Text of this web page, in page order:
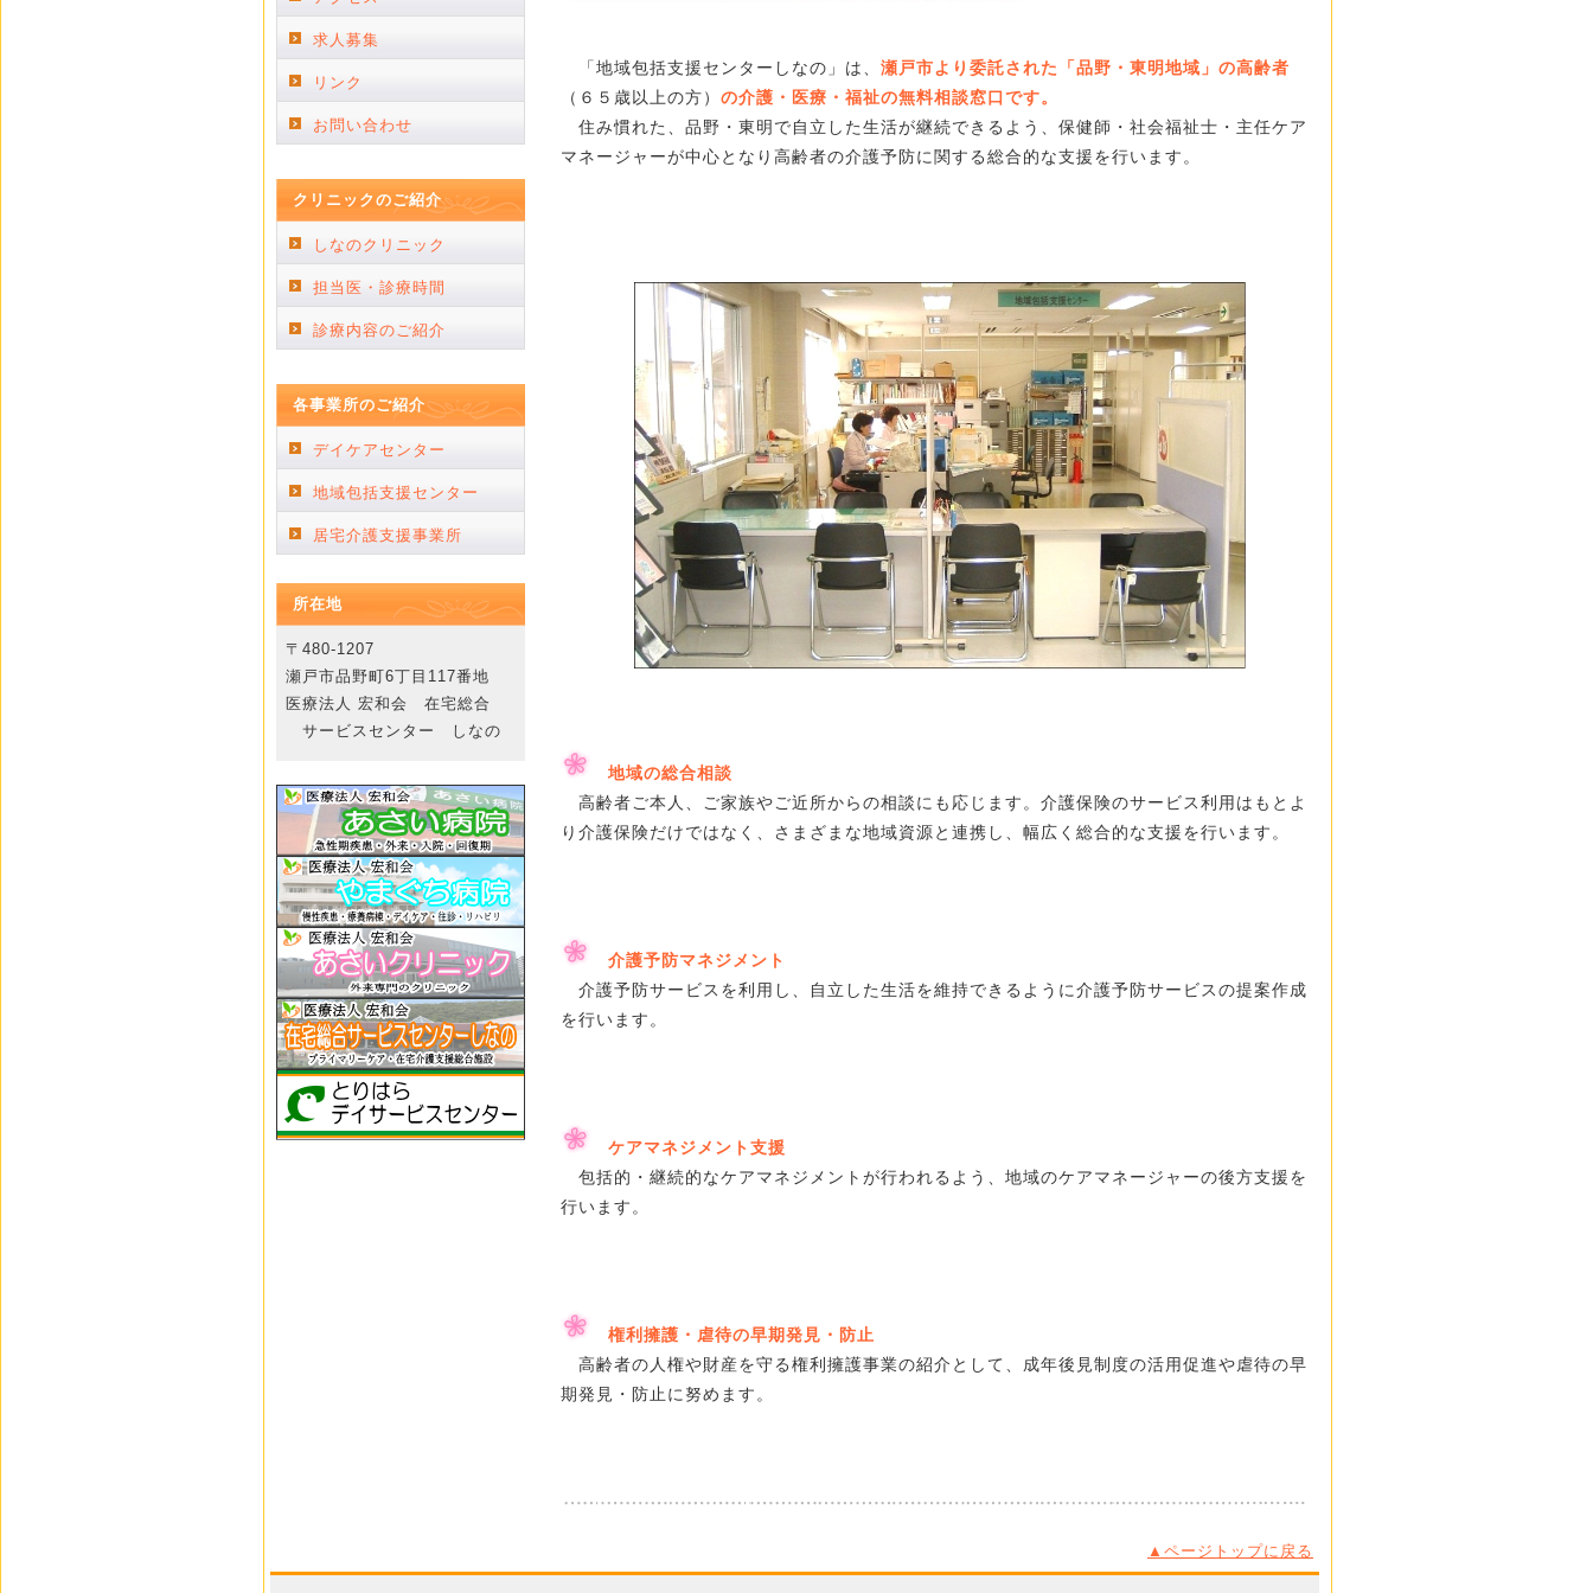
「地域包括支援センターしなの」は、 瀬戸市より委託された「品野・東明地域」の高齢者
（６５歳以上の方） の介護・医療・福祉の無料相談窓口です。
住み慣れた、品野・東明で自立した生活が継続できるよう、保健師・社会福祉士・主任ケア
マネージャーが中心となり高齢者の介護予防に関する総合的な支援を行います。
地域の総合相談
高齢者ご本人、ご家族やご近所からの相談にも応じます。介護保険のサービス利用はもとよ
り介護保険だけではなく、さまざまな地域資源と連携し、幅広く総合的な支援を行います。
介護予防マネジメント
介護予防サービスを利用し、自立した生活を維持できるように介護予防サービスの提案作成
を行います。
ケアマネジメント支援
包括的・継続的なケアマネジメントが行われるよう、地域のケアマネージャーの後方支援を
行います。
権利擁護・虐待の早期発見・防止
高齢者の人権や財産を守る権利擁護事業の紹介として、成年後見制度の活用促進や虐待の早
期発見・防止に努めます。
▲ページトップに戻る
求人募集
リンク
お問い合わせ
クリニックのご紹介
しなのクリニック
担当医・診療時間
診療内容のご紹介
各事業所のご紹介
デイケアセンター
地域包括支援センター
居宅介護支援事業所
所在地
〒480-1207
瀬戸市品野町6丁目117番地
医療法人 宏和会 在宅総合
サービスセンター しなの